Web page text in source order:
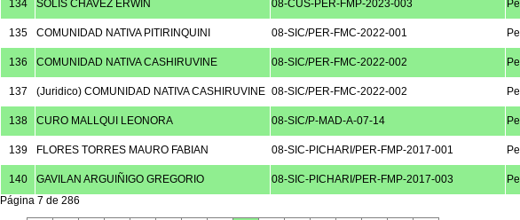
134 SOLIS CHAVEZ ERWIN 08-CUS-PER-FMP-2023-003
135 COMUNIDAD NATIVA PITIRINQUINI 08-SIC/PER-FMC-2022-001
136 COMUNIDAD NATIVA CASHIRUVINE 08-SIC/PER-FMC-2022-002
137 (Juridico) COMUNIDAD NATIVA CASHIRUVINE 08-SIC/PER-FMC-2022-002
138 CURO MALLQUI LEONORA 08-SIC/P-MAD-A-07-14
139 FLORES TORRES MAURO FABIAN 08-SIC-PICHARI/PER-FMP-2017-001
140 GAVILAN ARGUIÑIGO GREGORIO 08-SIC-PICHARI/PER-FMP-2017-003
Página 7 de 286